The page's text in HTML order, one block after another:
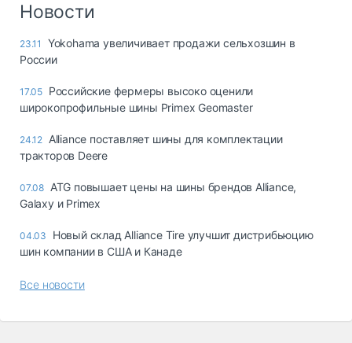
опасные грузы
страхование
Склады и
Коммерческий
Спецтехника
автохимия
Новости
23.11
Yokohama увеличивает продажи сельхозшин в
России
17.05 Российские фермеры высоко оценили
широкопрофильные шины Primex Geomaster
24.12 Alliance поставляет шины для комплектации
тракторов Deere
07.08 ATG повышает цены на шины брендов Alliance,
Galaxy и Primex
04.03
Новый склад Alliance Tire улучшит дистрибьюцию
шин компании в США и Канаде
Все новости